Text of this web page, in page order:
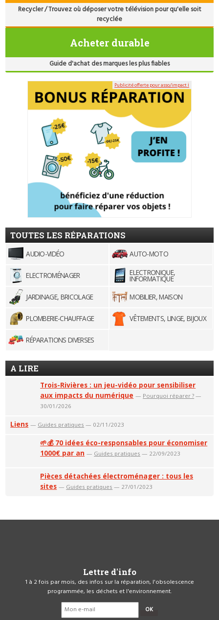
Recycler / Trouvez où déposer votre télévision pour qu'elle soit
recyclée
Acheter durable
Guide d'achat des marques les plus fiables
Publicité offerte pour asso/impact ℹ
TOUTES LES RÉPARATIONS
AUDIO-VIDÉO AUTO-MOTO
ELECTROMÉNAGER ELECTRONIQUE,
INFORMATIQUE
JARDINAGE, BRICOLAGE
MOBILIER, MAISON
PLOMBERIE-CHAUFFAGE VÊTEMENTS, LINGE, BIJOUX
RÉPARATIONS DIVERSES
A LIRE
Trois-Rivières : un jeu-vidéo pour sensibiliser
aux impacts du numérique — Pourquoi réparer ? —
30/01/2026
Liens — Guides pratiques — 02/11/2023
🌱💰 70 idées éco-responsables pour économiser
1000€ par an — Guides pratiques — 22/09/2023
Pièces détachées électroménager : tous les
sites — Guides pratiques — 27/01/2023
Lettre d'info
1 à 2 fois par mois, des infos sur la réparation, l'obsolescence
programmée, les déchets et l'environnement.
OK